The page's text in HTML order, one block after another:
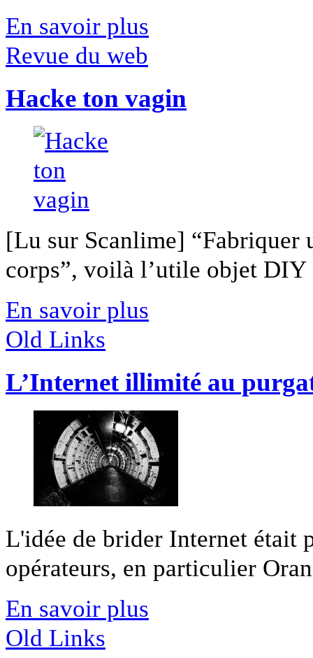
En savoir plus
Revue du web
Hacke ton vagin
[Lu sur Scanlime] “Fabriquer
corps”, voilà l’utile objet
En savoir plus
Old Links
L’Internet illimité au
L'idée de brider Internet était
opérateurs, en particulier
En savoir plus
Old Links